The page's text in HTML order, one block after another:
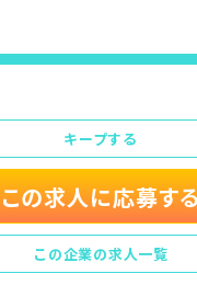
キープする
この求人に応募す
この企業の求人一覧